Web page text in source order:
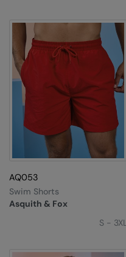
AQ053
Asquith & Fox
Swim Shorts
S -